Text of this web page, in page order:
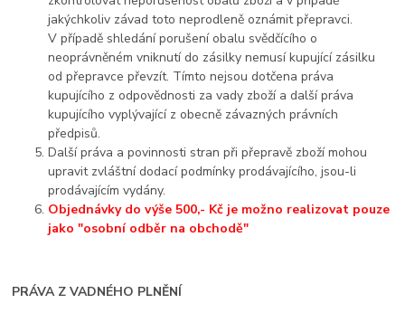
jakýchkoliv závad toto neprodleně oznámit přepravci.
V případě shledání porušení obalu svědčícího o
neoprávněném vniknutí do zásilky nemusí kupující zásilku
od přepravce převzít. Tímto nejsou dotčena práva
kupujícího z odpovědnosti za vady zboží a další práva
kupujícího vyplývající z obecně závazných právních
předpisů.
Další práva a povinnosti stran při přepravě zboží mohou
upravit zvláštní dodací podmínky prodávajícího, jsou-li
prodávajícím vydány.
Objednávky do výše 500,- Kč je možno realizovat pouze
jako "osobní odběr na obchodě"
PRÁVA Z VADNÉHO PLNĚNÍ